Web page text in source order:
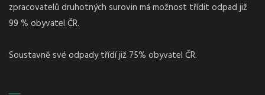
zpracovatelů druhotných surovin má možnost třídit odpad již
99 % obyvatel ČR.
Soustavně své odpady třídí již 75% obyvatel ČR.